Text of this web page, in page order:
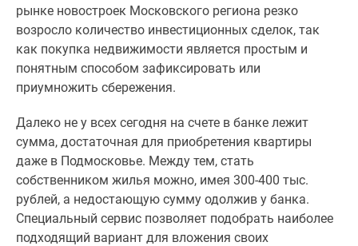
помещения
Продавцы
застройщики
Панорамы
Видеообзор
новостроек
Экспертиза
новостроек
Экология
Москвы
рынке новостроек Московского региона резко
возросло количество инвестиционных сделок, так
как покупка недвижимости является простым и
понятным способом зафиксировать или
приумножить сбережения.
Далеко не у всех сегодня на счете в банке лежит
сумма, достаточная для приобретения квартиры
даже в Подмосковье. Между тем, стать
собственником жилья можно, имея 300-400 тыс.
рублей, а недостающую сумму одолжив у банка.
Специальный сервис позволяет подобрать наиболее
подходящий вариант для вложения своих